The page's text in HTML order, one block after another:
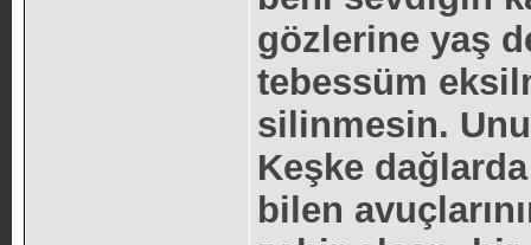
gözlerine yaş
tebessüm
silinmesin.
Keşke
bilen